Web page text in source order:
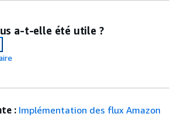
a-t-elle été utile ?
: Implémentation des flux Amazon